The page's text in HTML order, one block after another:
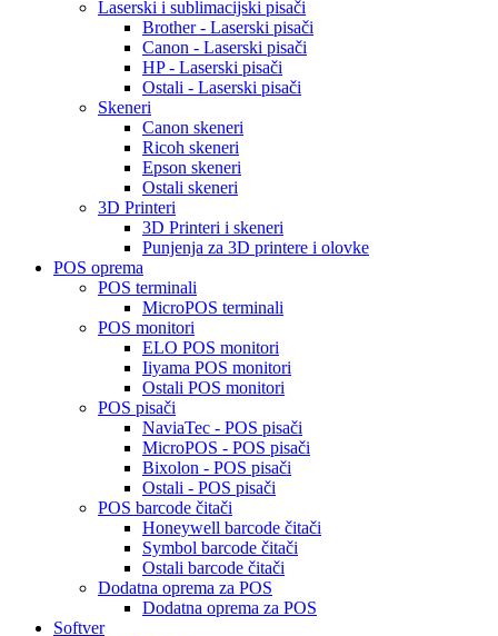
Laserski i sublimacijski pisači
Brother - Laserski pisači
Canon - Laserski pisači
HP - Laserski pisači
Ostali - Laserski pisači
Skeneri
Canon skeneri
Ricoh skeneri
Epson skeneri
Ostali skeneri
3D Printeri
3D Printeri i skeneri
Punjenja za 3D printere i olovke
POS oprema
POS terminali
MicroPOS terminali
POS monitori
ELO POS monitori
Iiyama POS monitori
Ostali POS monitori
POS pisači
NaviaTec - POS pisači
MicroPOS - POS pisači
Bixolon - POS pisači
Ostali - POS pisači
POS barcode čitači
Honeywell barcode čitači
Symbol barcode čitači
Ostali barcode čitači
Dodatna oprema za POS
Dodatna oprema za POS
Softver